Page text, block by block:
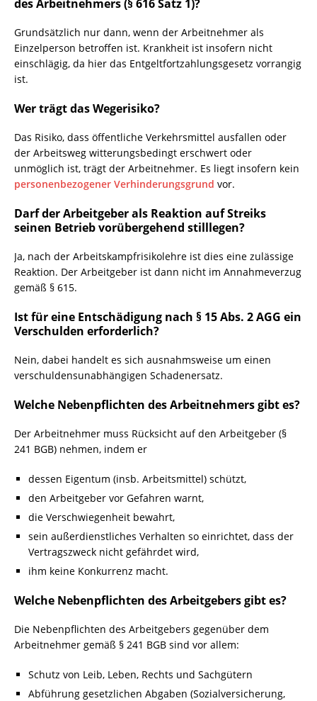
des Arbeitnehmers (§ 616 Satz 1)?
Grundsätzlich nur dann, wenn der Arbeitnehmer als
Einzelperson betroffen ist. Krankheit ist insofern nicht
einschlägig, da hier das Entgeltfortzahlungsgesetz vorrangig
ist.
Wer trägt das Wegerisiko?
Das Risiko, dass öffentliche Verkehrsmittel ausfallen oder
der Arbeitsweg witterungsbedingt erschwert oder
unmöglich ist, trägt der Arbeitnehmer. Es liegt insofern kein
personenbezogener Verhinderungsgrund vor.
Darf der Arbeitgeber als Reaktion auf Streiks
seinen Betrieb vorübergehend stilllegen?
Ja, nach der Arbeitskampfrisikolehre ist dies eine zulässige
Reaktion. Der Arbeitgeber ist dann nicht im Annahmeverzug
gemäß § 615.
Ist für eine Entschädigung nach § 15 Abs. 2 AGG ein
Verschulden erforderlich?
Nein, dabei handelt es sich ausnahmsweise um einen
verschuldensunabhängigen Schadenersatz.
Welche Nebenpflichten des Arbeitnehmers gibt es?
Der Arbeitnehmer muss Rücksicht auf den Arbeitgeber (§
241 BGB) nehmen, indem er
dessen Eigentum (insb. Arbeitsmittel) schützt,
den Arbeitgeber vor Gefahren warnt,
die Verschwiegenheit bewahrt,
sein außerdienstliches Verhalten so einrichtet, dass der
Vertragszweck nicht gefährdet wird,
ihm keine Konkurrenz macht.
Welche Nebenpflichten des Arbeitgebers gibt es?
Die Nebenpflichten des Arbeitgebers gegenüber dem
Arbeitnehmer gemäß § 241 BGB sind vor allem:
Schutz von Leib, Leben, Rechts und Sachgütern
Abführung gesetzlichen Abgaben (Sozialversicherung,